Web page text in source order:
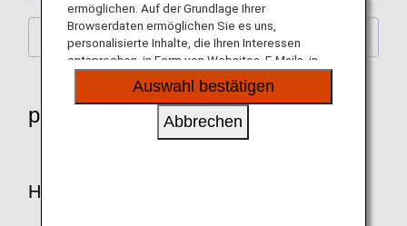
partner-shop
Hotels
ermöglichen. Auf der Grundlage Ihrer
Browserdaten ermöglichen Sie es uns,
personalisierte Inhalte, die Ihren Interessen
entsprechen, in Form von Websites, E-Mails, in
sozialen Medien und Werbung anzubieten.
Auswahl bestätigen
Abbrechen